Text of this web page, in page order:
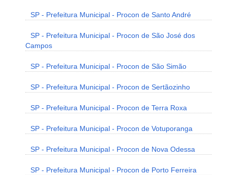
SP - Prefeitura Municipal - Procon de Santo André
SP - Prefeitura Municipal - Procon de São José dos
Campos
SP - Prefeitura Municipal - Procon de São Simão
SP - Prefeitura Municipal - Procon de Sertãozinho
SP - Prefeitura Municipal - Procon de Terra Roxa
SP - Prefeitura Municipal - Procon de Votuporanga
SP - Prefeitura Municipal - Procon de Nova Odessa
SP - Prefeitura Municipal - Procon de Porto Ferreira